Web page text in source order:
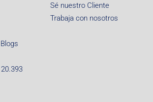
Sé nuestro Cliente
Trabaja con nosotros